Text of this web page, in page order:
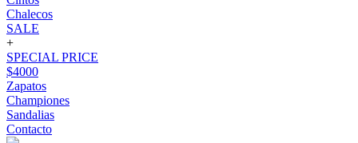
Chalecos
SALE
+
SPECIAL PRICE
$4000
Zapatos
Championes
Sandalias
Contacto